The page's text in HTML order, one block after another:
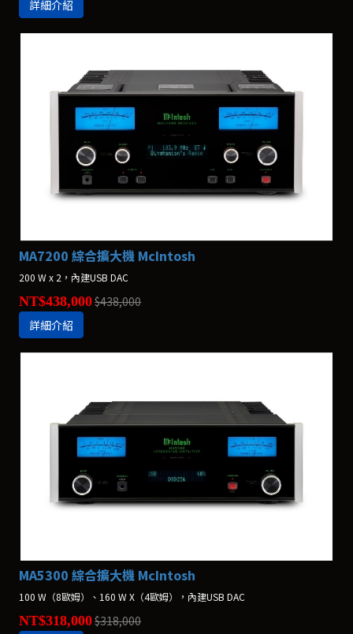
詳細介紹
MA7200 綜合擴大機 McIntosh
200 W x 2，內建USB DAC
NT$438,000$438,000
詳細介紹
MA5300 綜合擴大機 McIntosh
100 W（8歐姆）、160 W X（4歐姆），內建USB DAC
NT$318,000$318,000